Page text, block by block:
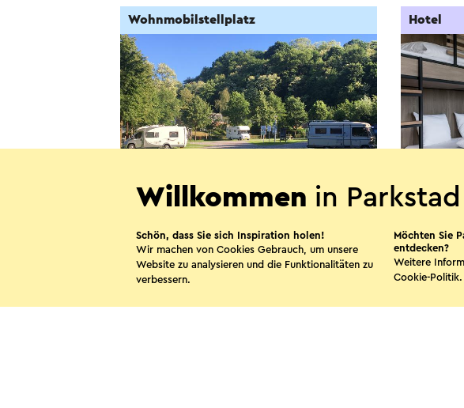
Wohnmobilstellplatz
Landgraaf
Hotel
Willkommen in
Schön, dass Sie sich Inspiration holen!
Wir machen von Cookies Gebrauch, um unsere
Website zu analysieren und die Funktionalitäten zu
verbessern.
Möchten Sie
entdecken?
Weitere
Cookie-Politik.